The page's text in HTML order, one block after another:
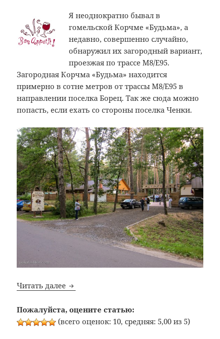
Я неоднократно бывал в
гомельской Корчме «Будьма», а
недавно, совершенно случайно,
обнаружил их загородный вариант,
проезжая по трассе M8/E95.
Загородная Корчма «Будьма» находится
примерно в сотне метров от трассы M8/E95 в
направлении поселка Борец. Так же сюда можно
попасть, если ехать со стороны поселка Ченки.
Читать далее Bon Appetit: №253: Загородная Корчма
Пожалуйста, оцените статью:
(всего оценок: 10, средняя: 5,00 из 5)